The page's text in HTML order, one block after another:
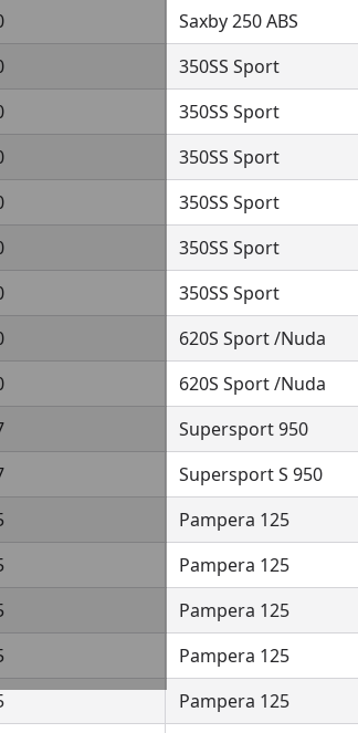
Saxby 250 ABS
350SS Sport
350SS Sport
350SS Sport
350SS Sport
350SS Sport
350SS Sport
620S Sport /Nuda
620S Sport /Nuda
Supersport 950
Supersport S 950
Pampera 125
Pampera 125
Pampera 125
Pampera 125
Pampera 125